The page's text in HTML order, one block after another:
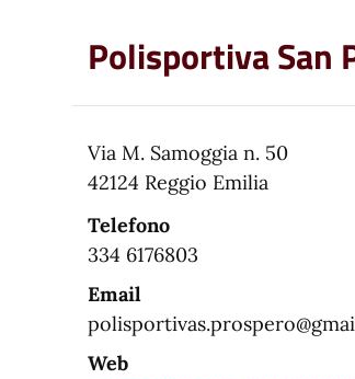
Polisportiva San
Via M. Samoggia n. 50
42124 Reggio Emilia
Telefono
334 6176803
Email
Web